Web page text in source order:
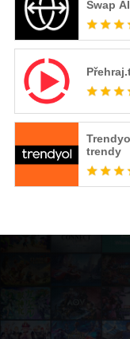
Swap
trendy